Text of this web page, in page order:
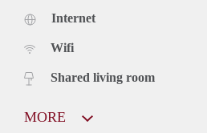
Internet
Wifi
Shared living room
MORE